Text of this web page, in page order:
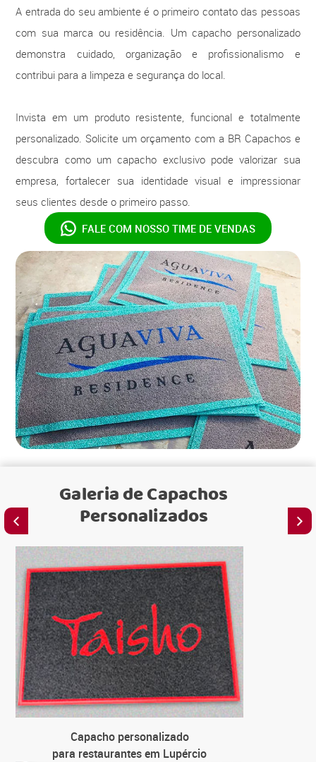
A entrada do seu ambiente é o primeiro contato das pessoas
com sua marca ou residência. Um capacho personalizado
demonstra cuidado, organização e profissionalismo e
contribui para a limpeza e segurança do local.
Invista em um produto resistente, funcional e totalmente
personalizado. Solicite um orçamento com a BR Capachos e
descubra como um capacho exclusivo pode valorizar sua
empresa, fortalecer sua identidade visual e impressionar
seus clientes desde o primeiro passo.
FALE COM NOSSO TIME DE VENDAS
Galeria deCapachos
Personalizados
Capacho personalizado
para restaurantes em Lupércio